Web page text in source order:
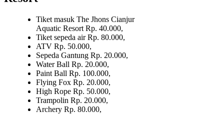
Tiket masuk The Jhons Cianjur
Aquatic Resort Rp. 40.000,
Tiket sepeda air Rp. 80.000,
ATV Rp. 50.000,
Sepeda Gantung Rp. 20.000,
Water Ball Rp. 20.000,
Paint Ball Rp. 100.000,
Flying Fox Rp. 20.000,
High Rope Rp. 50.000,
Trampolin Rp. 20.000,
Archery Rp. 80.000,